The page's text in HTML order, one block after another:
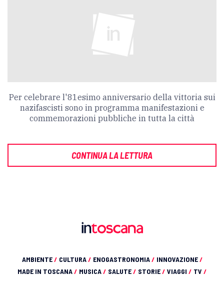
Per celebrare l'81esimo anniversario della vittoria sui
nazifascisti sono in programma manifestazioni e
commemorazioni pubbliche in tutta la città
CONTINUA LA LETTURA
AMBIENTE/ CULTURA/ ENOGASTRONOMIA/ INNOVAZIONE/
MADE IN TOSCANA/ MUSICA/ SALUTE/ STORIE/ VIAGGI / TV /